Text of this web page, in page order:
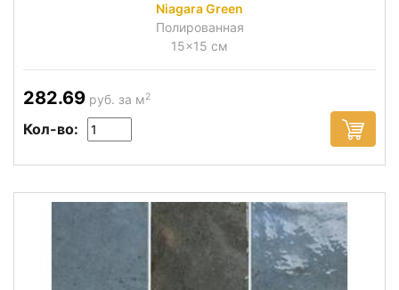
Niagara Green
Полированная
15x15 см
282.69 руб. за м2
Кол-во: